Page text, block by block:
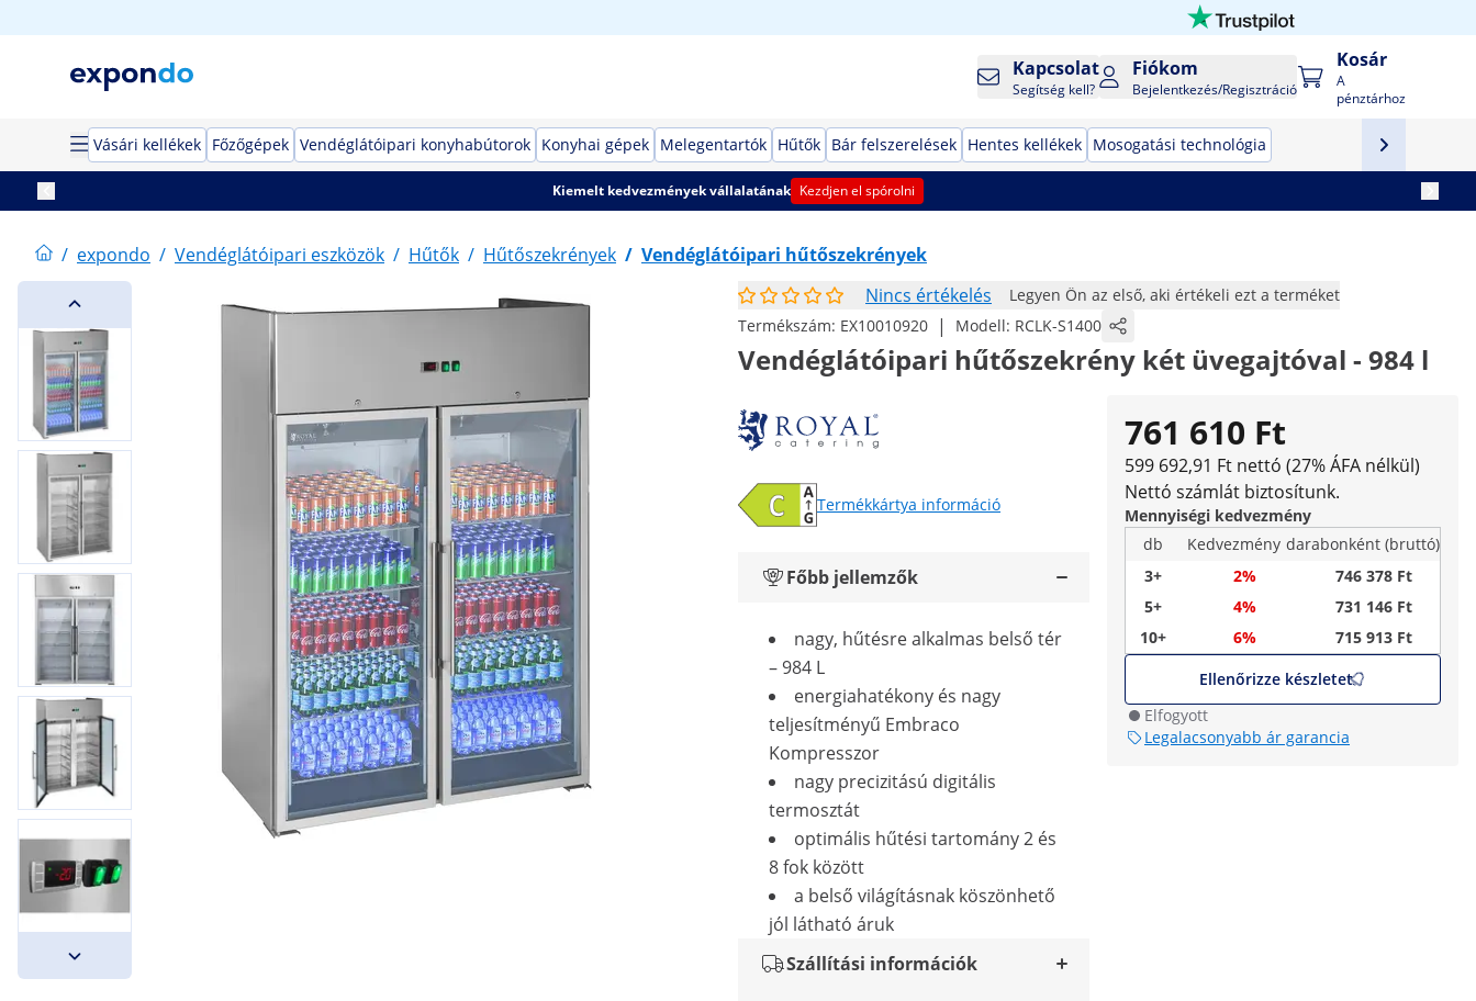
Kapcsolat
Segítség kell?
Fiókom
Bejelentkezés/Regisztráció
Kosár
A
pénztárhoz
Vásári kellékek Főzőgépek Vendéglátóipari konyhabútorok Konyhai gépek Melegentartók Hűtők Bár felszerelések Hentes kellékek Mosogatási technológia
Kiemelt kedvezmények vállalatának Kezdjen el spórolni
/ expondo / Vendéglátóipari eszközök / Hűtők / Hűtőszekrények / Vendéglátóipari hűtőszekrények
Nincs értékelés
Legyen Ön az első, aki értékeli ezt a terméket
Termékszám: EX10010920 | Modell: RCLK-S1400
Vendéglátóipari hűtőszekrény két üvegajtóval - 984 l
761 610 Ft
599 692,91 Ft nettó (27% ÁFA nélkül)
Nettó számlát biztosítunk.
Mennyiségi kedvezmény
db
Kedvezmény darabonként (bruttó)
3+
2%
746 378 Ft
5+
4%
731 146 Ft
10+
6%
715 913 Ft
Ellenőrizze készletet
Elfogyott
Legalacsonyabb ár garancia
Termékkártya információ
Főbb jellemzők
nagy, hűtésre alkalmas belső tér
– 984 L
energiahatékony és nagy
teljesítményű Embraco
Kompresszor
nagy precizitású digitális
termosztát
optimális hűtési tartomány 2 és
8 fok között
a belső világításnak köszönhető
jól látható áruk
Szállítási információk